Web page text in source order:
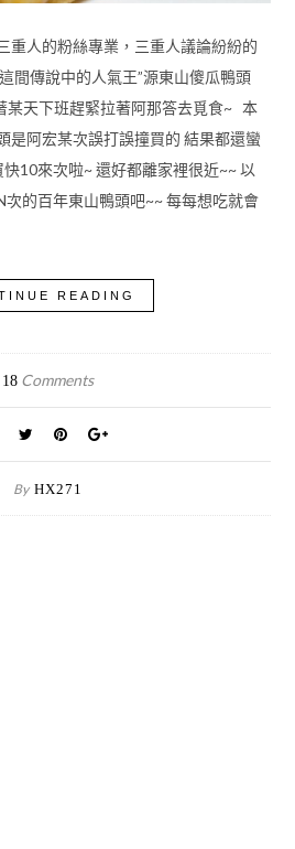
重人的粉絲專業，三重人議論紛紛的
間傳說中的人氣王”源東山傻瓜鴨頭
某天下班趕緊拉著阿那答去覓食~ 本
是阿宏某次誤打誤撞買的 結果都還蠻
10來次啦~ 還好都離家裡很近~~ 以
的百年東山鴨頭吧~~ 每每想吃就會
READING
18 Comments
By HX271